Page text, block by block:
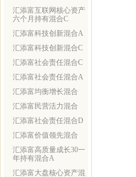
汇添富互联网核心资产
六个月持有混合C
汇添富科技创新混合A
汇添富科技创新混合C
汇添富社会责任混合C
汇添富社会责任混合A
汇添富均衡增长混合
汇添富民营活力混合
汇添富社会责任混合D
汇添富价值领先混合
汇添富高质量成长30一
年持有混合A
汇添富大盘核心资产混